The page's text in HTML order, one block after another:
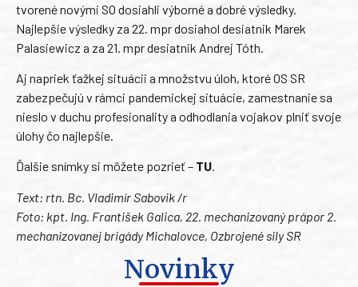
tvorené novými SO dosiahli výborné a dobré výsledky.
Najlepšie výsledky za 22. mpr dosiahol desiatnik Marek
Palasiewicz a za 21. mpr desiatnik Andrej Tóth.
Aj napriek ťažkej situácii a množstvu úloh, ktoré OS SR
zabezpečujú v rámci pandemickej situácie, zamestnanie sa
nieslo v duchu profesionality a odhodlania vojakov plniť svoje
úlohy čo najlepšie.
Ďalšie snímky si môžete pozrieť – TU.
Text: rtn. Bc. Vladimír Sabovik /r
Foto: kpt. Ing. František Galica, 22. mechanizovaný prápor 2.
mechanizovanej brigády Michalovce, Ozbrojené sily SR
Novinky